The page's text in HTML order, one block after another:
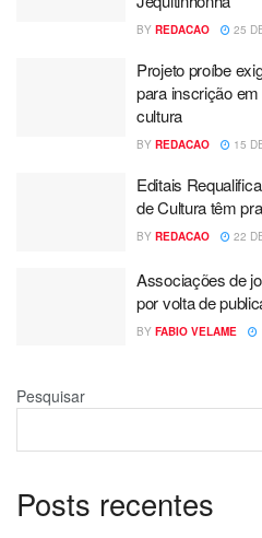
BY REDACAO 25
Projeto proíbe
para inscrição
cultura
BY REDACAO 15
Editais
de Cultura têm
BY REDACAO 22
Associações de
por volta de
BY FABIO VELAME
Pesquisar
Posts recentes